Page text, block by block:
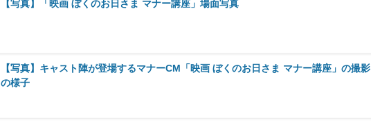
【写真】「映画 ぼくのお日さま マナー講座」場面写真
【写真】キャスト陣が登場するマナーCM「映画 ぼくのお日さま マナー講座」の撮影
の様子